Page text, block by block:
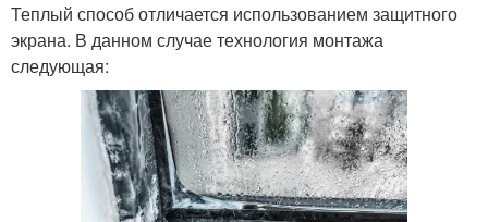
Теплый способ отличается использованием защитного
экрана. В данном случае технология монтажа
следующая: